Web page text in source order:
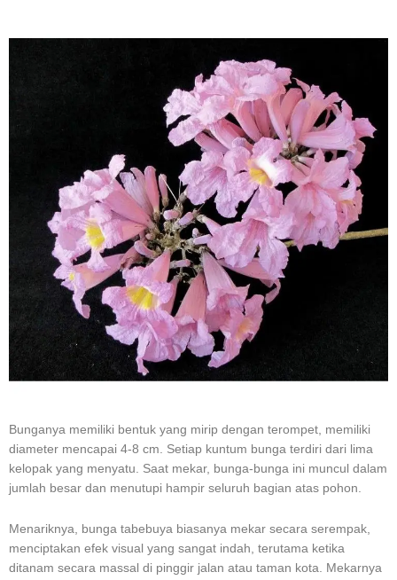
Bunganya memiliki bentuk yang mirip dengan terompet, memiliki
diameter mencapai 4-8 cm. Setiap kuntum bunga terdiri dari lima
kelopak yang menyatu. Saat mekar, bunga-bunga ini muncul dalam
jumlah besar dan menutupi hampir seluruh bagian atas pohon.
Menariknya, bunga tabebuya biasanya mekar secara serempak,
menciptakan efek visual yang sangat indah, terutama ketika
ditanam secara massal di pinggir jalan atau taman kota. Mekarnya